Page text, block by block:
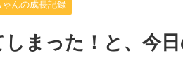
んの成長記録
まった！と、今